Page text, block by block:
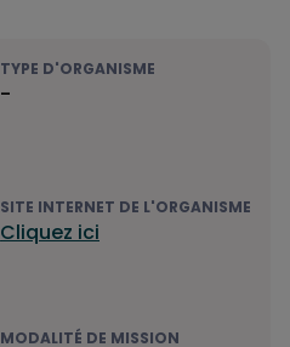
TYPE D'ORGANISME
-
SITE INTERNET DE L'ORGANISME
Cliquez ici
MODALITÉ DE MISSION